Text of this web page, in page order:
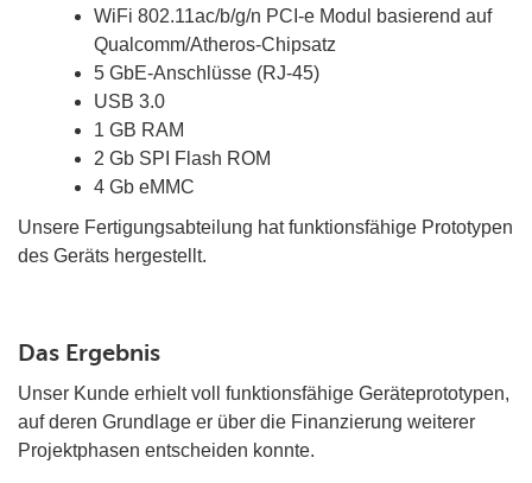
WiFi 802.11ac/b/g/n PCI-e Modul basierend auf
Qualcomm/Atheros-Chipsatz
5 GbE-Anschlüsse (RJ-45)
USB 3.0
1 GB RAM
2 Gb SPI Flash ROM
4 Gb eMMC
Unsere Fertigungsabteilung hat funktionsfähige Prototypen
des Geräts hergestellt.
Das Ergebnis
Unser Kunde erhielt voll funktionsfähige Geräteprototypen,
auf deren Grundlage er über die Finanzierung weiterer
Projektphasen entscheiden konnte.